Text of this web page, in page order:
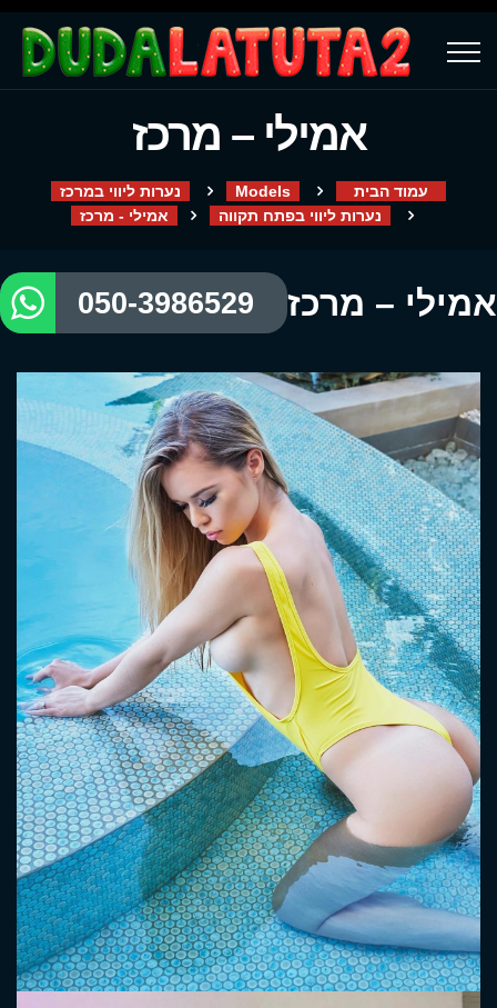
אמילי – מרכז
עמוד הבית Models
נערות ליווי במרכז
נערות ליווי בפתח תקווה
אמילי - מרכז
אמילי – מרכז 050-3986529